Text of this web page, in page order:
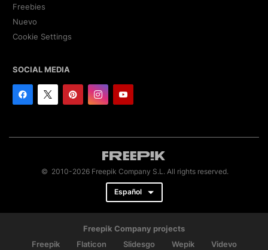
Freebies
Nuevo
Cookie Settings
SOCIAL MEDIA
© 2010-2026 Freepik Company S.L. All rights reserved.
Español
Freepik Company projects
Freepik
Flaticon Slidesgo Wepik Videvo